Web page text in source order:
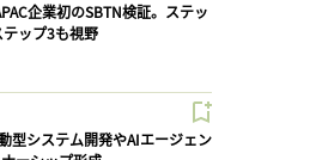
企業初のSBTN検証。ステッ
ップ3も視野
型システム開発やAIエージェン